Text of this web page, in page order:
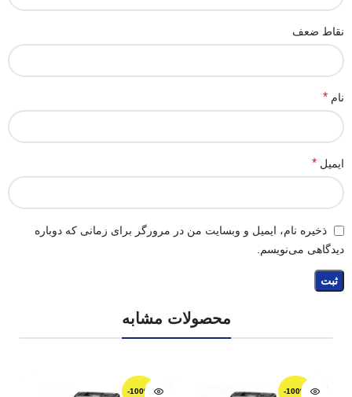
نقاط ضعف
نام *
ایمیل *
ذخیره نام، ایمیل و وبسایت من در مرورگر برای زمانی که دوباره
دیدگاهی می‌نویسم.
محصولات مشابه
-100%
-100%